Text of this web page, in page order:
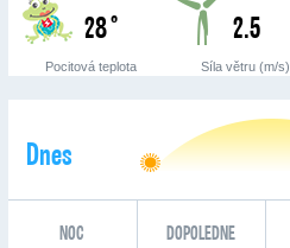
28 °
Pocitová teplota
2.5
Síla větru (m/s)
Dnes
NOC DOPOLEDNE